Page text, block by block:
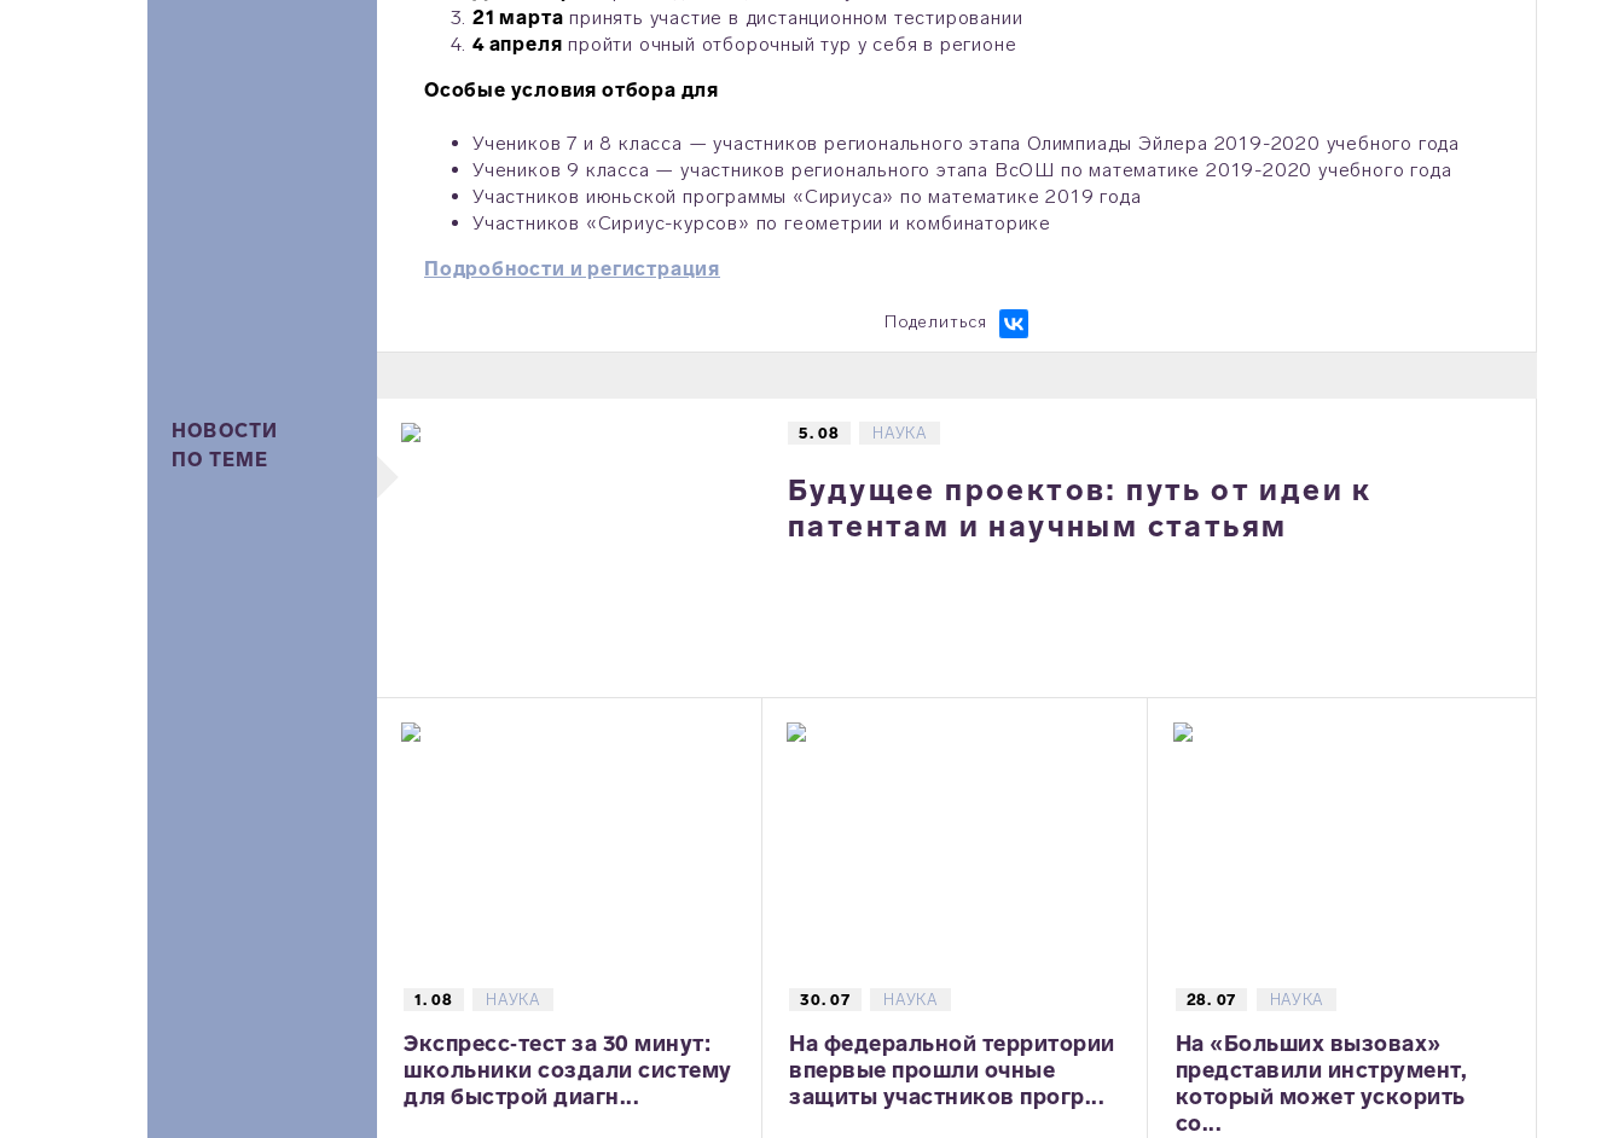
21 марта принять участие в дистанционном тестировании
4 апреля пройти очный отборочный тур у себя в регионе
Особые условия отбора для
Учеников 7 и 8 класса — участников регионального этапа Олимпиады Эйлера 2019-2020 учебного года
Учеников 9 класса — участников регионального этапа ВсОШ по математике 2019-2020 учебного года
Участников июньской программы «Сириуса» по математике 2019 года
Участников «Сириус-курсов» по геометрии и комбинаторике
Подробности и регистрация
Поделиться
НОВОСТИ
ПО ТЕМЕ
5. 08 НАУКА
Будущее проектов: путь от идеи к
патентам и научным статьям
1. 08 НАУКА
Экспресс‑тест за 30 минут:
школьники создали систему
для быстрой диагн...
30. 07 НАУКА
На федеральной территории
впервые прошли очные
защиты участников прогр...
28. 07 НАУКА
На «Больших вызовах»
представили инструмент,
который может ускорить
со...